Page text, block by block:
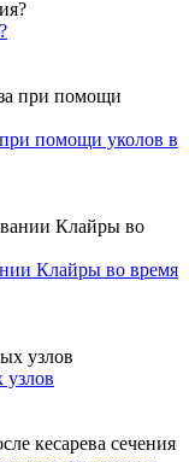
помощи уколов в
Клайры во время